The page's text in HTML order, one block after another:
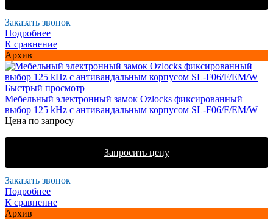
Заказать звонок
Подробнее
К сравнение
Архив
Быстрый просмотр
Мебельный электронный замок Ozlocks фиксированный
выбор 125 kHz с антивандальным корпусом SL-F06/F/EM/W
Цена по запросу
Запросить цену
Заказать звонок
Подробнее
К сравнение
Архив